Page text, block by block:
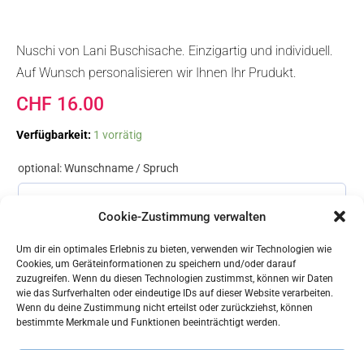
Cookie-Zustimmung verwalten
Um dir ein optimales Erlebnis zu bieten, verwenden wir Technologien wie
Cookies, um Geräteinformationen zu speichern und/oder darauf
zuzugreifen. Wenn du diesen Technologien zustimmst, können wir Daten
wie das Surfverhalten oder eindeutige IDs auf dieser Website verarbeiten.
Wenn du deine Zustimmung nicht erteilst oder zurückziehst, können
bestimmte Merkmale und Funktionen beeinträchtigt werden.
Nuschi von Lani Buschisache. Einzigartig und individuell.
Auf Wunsch personalisieren wir Ihnen Ihr Prudukt.
CHF 16.00
Verfügbarkeit: 1 vorrätig
optional: Wunschname / Spruch
Nuschi
Menge
In den Warenkorb
Ähnliche Produkte